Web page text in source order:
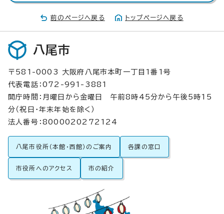
前のページへ戻る トップページへ戻る
八尾市
〒581-0003 大阪府八尾市本町一丁目1番1号
代表電話：072-991-3881
開庁時間：月曜日から金曜日 午前8時45分から午後5時15
分（祝日・年末年始を除く）
法人番号：8000020272124
八尾市役所（本館・西館）のご案内 各課の窓口
市役所へのアクセス 市の紹介